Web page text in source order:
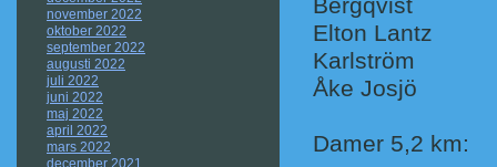
november 2022
oktober 2022
september 2022
augusti 2022
juli 2022
juni 2022
maj 2022
april 2022
mars 2022
december 2021
Elton
Karlström
Åke
Damer 5,2 km: